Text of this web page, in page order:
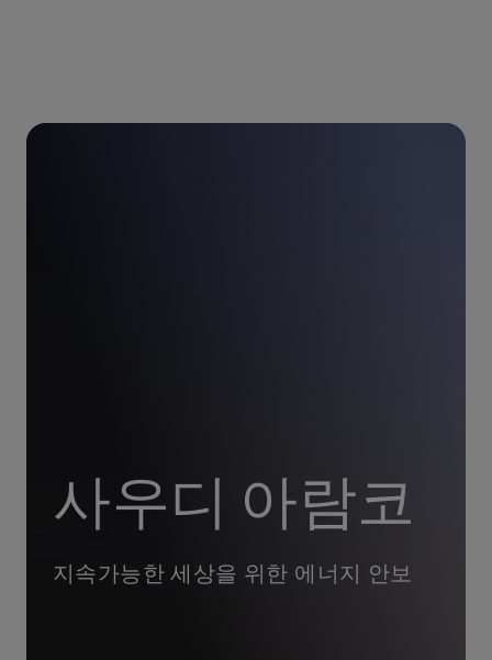
사우디 아람코
지속가능한 세상을 위한 에너지 안보